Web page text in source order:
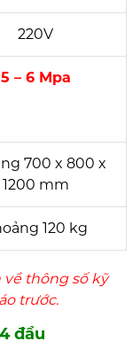
220V
5 – 6 Mpa
700 x 800 x
1200 mm
120 kg
về thông số kỹ
trước.
đầu